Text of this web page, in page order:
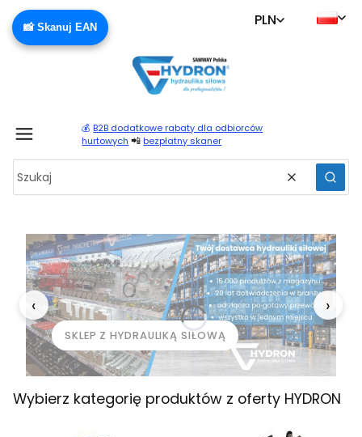
📸 Skanuj EAN PLN
💰 B2B dodatkowe rabaty dla odbiorców
hurtowych 📲 bezpłatny skaner
Wyczyść
‹ ›
SKLEP Z HYDRAULIKĄ SIŁOWĄ
Wybierz kategorię produktów z oferty HYDRON